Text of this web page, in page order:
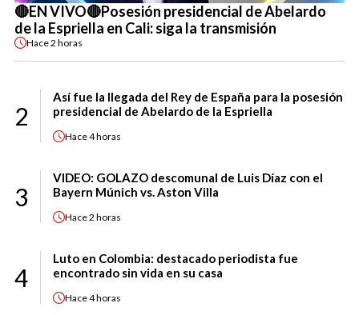
🔴EN VIVO🔴Posesión presidencial de Abelardo
de la Espriella en Cali: siga la transmisión
Hace2 horas
2
Así fue la llegada del Rey de España para la posesión
presidencial de Abelardo de la Espriella
Hace4 horas
3
VIDEO: GOLAZO descomunal de Luis Díaz con el
Bayern Múnich vs. Aston Villa
Hace2 horas
4
Luto en Colombia: destacado periodista fue
encontrado sin vida en su casa
Hace4 horas